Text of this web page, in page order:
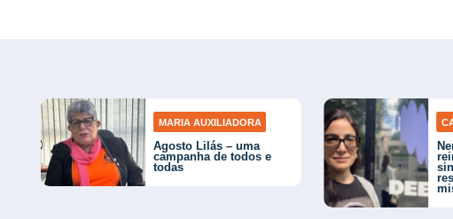
MARIA AUXILIADORA
Agosto Lilás – uma
campanha de todos e
todas